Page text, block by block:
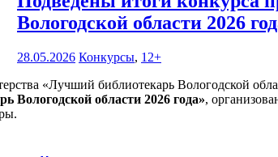
Вологодской области 2026
28.05.2026 Конкурсы, 12+
Вологодской области 2026 года»,